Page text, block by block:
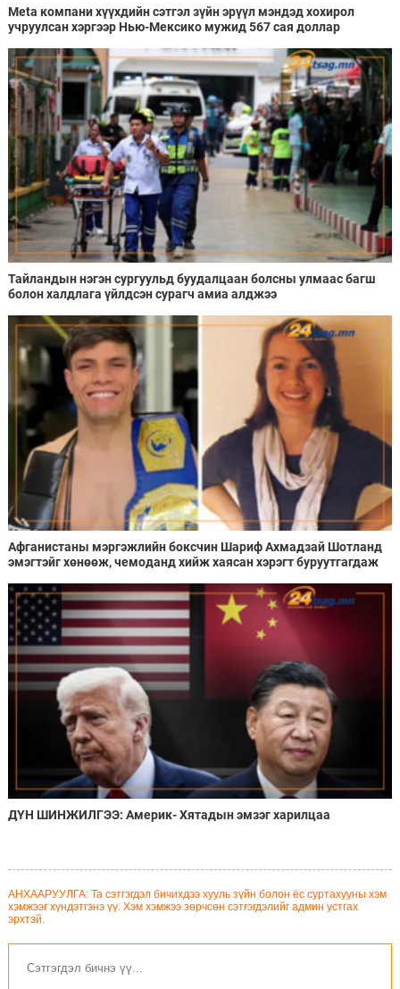
Meta компани хүүхдийн сэтгэл зүйн эрүүл мэндэд хохирол
учруулсан хэргээр Нью-Мексико мужид 567 сая доллар
Тайландын нэгэн сургуульд буудалцаан болсны улмаас багш
болон халдлага үйлдсэн сурагч амиа алджээ
Афганистаны мэргэжлийн боксчин Шариф Ахмадзай Шотланд
эмэгтэйг хөнөөж, чемоданд хийж хаясан хэрэгт буруутгагдаж
ДҮН ШИНЖИЛГЭЭ: Америк- Хятадын эмзэг харилцаа
АНХААРУУЛГА: Та сэтгэгдэл бичихдээ хууль зүйн болон ёс суртахууны хэм
хэмжээг хүндэтгэнэ үү. Хэм хэмжээ зөрчсөн сэтгэгдэлийг админ устгах
эрхтэй.